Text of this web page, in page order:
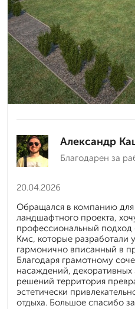
Александр
Благодарен за
20.04.2026
Обращался в компанию для
ландшафтного проекта,
профессиональный
Кмс, которые разработали
гармонично вписанный в
Благодаря грамотному
насаждений,
решений территория
эстетически
отдыха. Большое спасибо